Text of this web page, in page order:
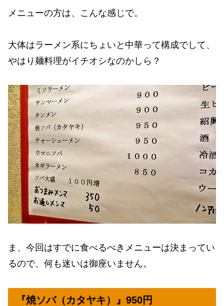
メニューの方は、こんな感じで。
大体はラーメン系にちょいと中華って構成でして、
やはり麺料理がイチオシなのかしら？
ま、今回はすでに食べるべきメニューは決まってい
るので、何も迷いは御座いません。
『焼ソバ（カタヤキ）』950円